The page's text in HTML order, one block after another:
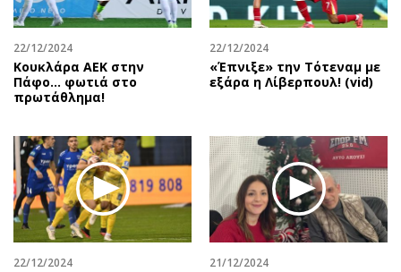
22/12/2024
Κουκλάρα ΑΕΚ στην
Πάφο… φωτιά στο
πρωτάθλημα!
22/12/2024
«Έπνιξε» την Τότεναμ με
εξάρα η Λίβερπουλ! (vid)
22/12/2024 21/12/2024